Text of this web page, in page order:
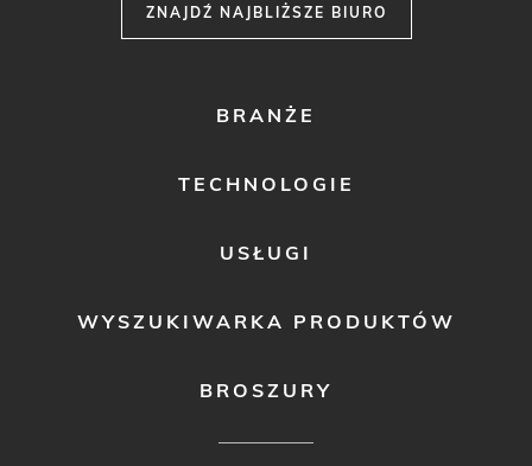
ZNAJDŹ NAJBLIŻSZE BIURO
BRANŻE
TECHNOLOGIE
USŁUGI
WYSZUKIWARKA PRODUKTÓW
BROSZURY